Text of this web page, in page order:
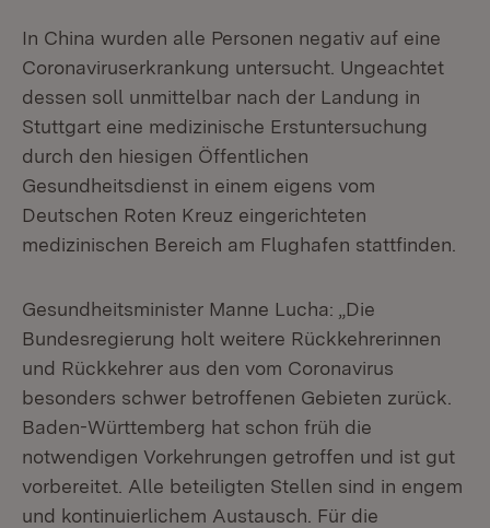
In China wurden alle Personen negativ auf eine
Coronaviruserkrankung untersucht. Ungeachtet
dessen soll unmittelbar nach der Landung in
Stuttgart eine medizinische Erstuntersuchung
durch den hiesigen Öffentlichen
Gesundheitsdienst in einem eigens vom
Deutschen Roten Kreuz eingerichteten
medizinischen Bereich am Flughafen stattfinden.
Gesundheitsminister Manne Lucha: „Die
Bundesregierung holt weitere Rückkehrerinnen
und Rückkehrer aus den vom Coronavirus
besonders schwer betroffenen Gebieten zurück.
Baden-Württemberg hat schon früh die
notwendigen Vorkehrungen getroffen und ist gut
vorbereitet. Alle beteiligten Stellen sind in engem
und kontinuierlichem Austausch. Für die